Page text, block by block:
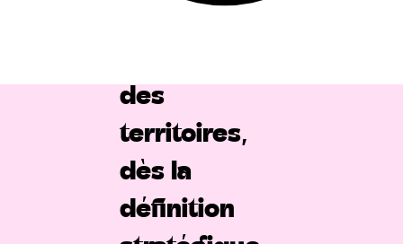
des
territoires,
dès la
définition